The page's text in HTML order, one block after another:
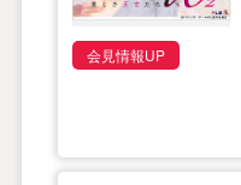
会見情報UP